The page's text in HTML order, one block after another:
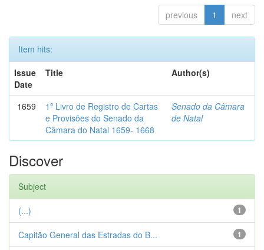
previous 1 next
Item hits:
Issue
Date
Title Author(s)
1659
1º Livro de Registro de Cartas
e Provisões do Senado da
Câmara do Natal 1659- 1668
Senado da Câmara
de Natal
Discover
Subject
1
(...)
1
Capitão General das Estradas do B...